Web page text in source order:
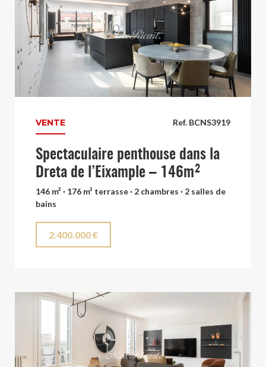
Ref. BCNS3919
VENTE
Spectaculaire penthouse dans la
Dreta de l’Eixample – 146m²
146 m² · 176 m² terrasse · 2 chambres · 2 salles de
bains
2.400.000 €